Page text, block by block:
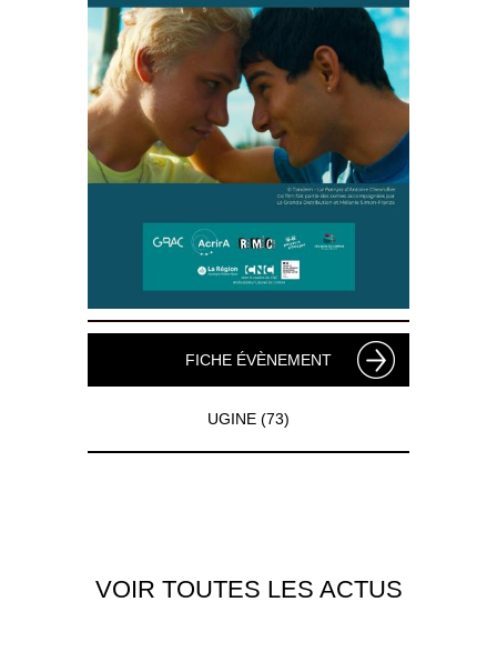
FICHE ÉVÈNEMENT
UGINE (73)
VOIR TOUTES LES ACTUS